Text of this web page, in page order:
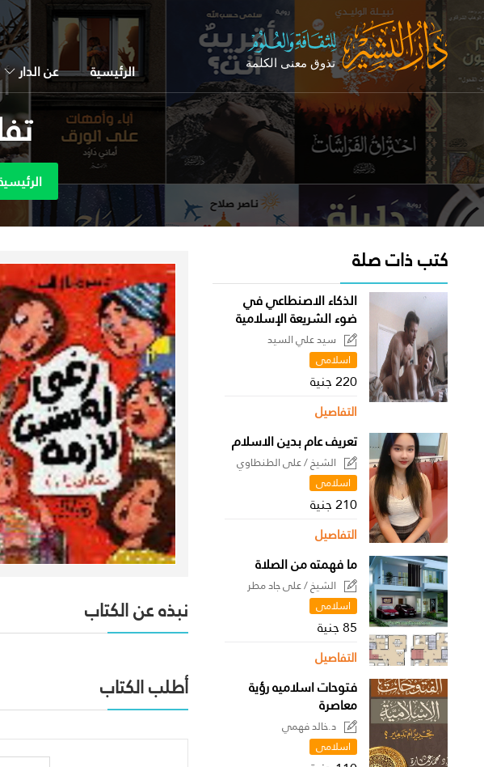
الرئيسية عن الدار
كتب ذات صلة
الذكاء الاصنطاعي في
ضوء الشريعة الإسلامية
سيد علي السيد
اسلامى
220 جنية
التفاصيل
تعريف عام بدين الاسلام
الشيخ / على الطنطاوي
اسلامى
210 جنية
التفاصيل
ما فهمته من الصلاة
الشيخ / على جاد مطر
اسلامى
85 جنية
التفاصيل
فتوحات اسلاميه رؤية
معاصرة
د.خالد فهمي
اسلامى
نبذه عن الكتاب
أطلب الكتاب